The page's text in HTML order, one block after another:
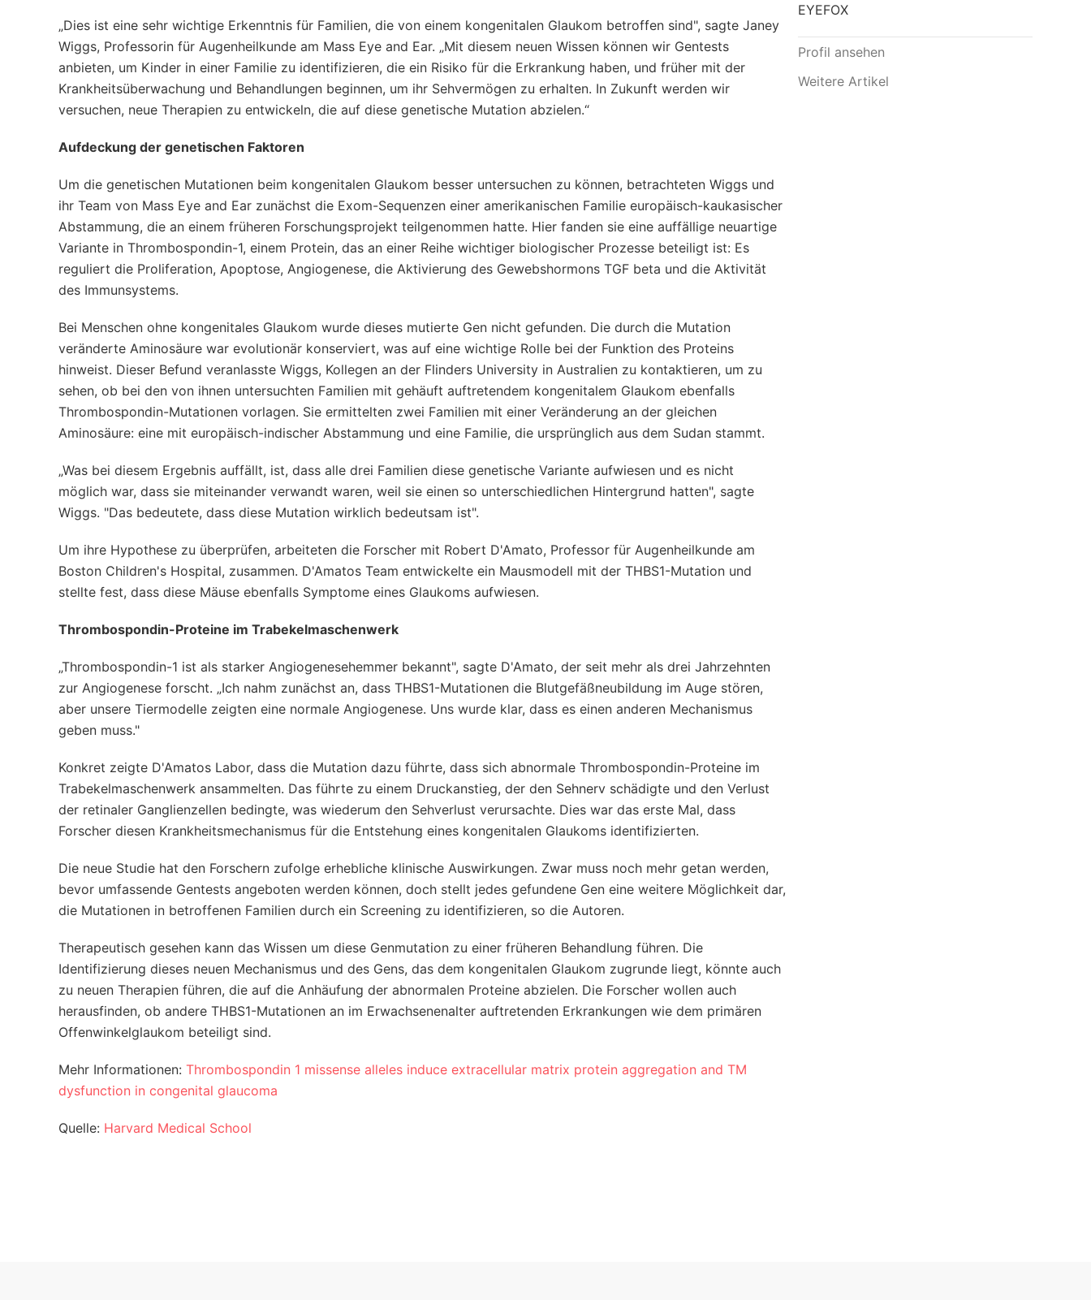
„Dies ist eine sehr wichtige Erkenntnis für Familien, die von einem kongenitalen Glaukom betroffen sind", sagte Janey
Wiggs, Professorin für Augenheilkunde am Mass Eye and Ear. „Mit diesem neuen Wissen können wir Gentests
anbieten, um Kinder in einer Familie zu identifizieren, die ein Risiko für die Erkrankung haben, und früher mit der
Krankheitsüberwachung und Behandlungen beginnen, um ihr Sehvermögen zu erhalten. In Zukunft werden wir
versuchen, neue Therapien zu entwickeln, die auf diese genetische Mutation abzielen.“
Aufdeckung der genetischen Faktoren
Um die genetischen Mutationen beim kongenitalen Glaukom besser untersuchen zu können, betrachteten Wiggs und
ihr Team von Mass Eye and Ear zunächst die Exom-Sequenzen einer amerikanischen Familie europäisch-kaukasischer
Abstammung, die an einem früheren Forschungsprojekt teilgenommen hatte. Hier fanden sie eine auffällige neuartige
Variante in Thrombospondin-1, einem Protein, das an einer Reihe wichtiger biologischer Prozesse beteiligt ist: Es
reguliert die Proliferation, Apoptose, Angiogenese, die Aktivierung des Gewebshormons TGF beta und die Aktivität
des Immunsystems.
Bei Menschen ohne kongenitales Glaukom wurde dieses mutierte Gen nicht gefunden. Die durch die Mutation
veränderte Aminosäure war evolutionär konserviert, was auf eine wichtige Rolle bei der Funktion des Proteins
hinweist. Dieser Befund veranlasste Wiggs, Kollegen an der Flinders University in Australien zu kontaktieren, um zu
sehen, ob bei den von ihnen untersuchten Familien mit gehäuft auftretendem kongenitalem Glaukom ebenfalls
Thrombospondin-Mutationen vorlagen. Sie ermittelten zwei Familien mit einer Veränderung an der gleichen
Aminosäure: eine mit europäisch-indischer Abstammung und eine Familie, die ursprünglich aus dem Sudan stammt.
„Was bei diesem Ergebnis auffällt, ist, dass alle drei Familien diese genetische Variante aufwiesen und es nicht
möglich war, dass sie miteinander verwandt waren, weil sie einen so unterschiedlichen Hintergrund hatten", sagte
Wiggs. "Das bedeutete, dass diese Mutation wirklich bedeutsam ist".
Um ihre Hypothese zu überprüfen, arbeiteten die Forscher mit Robert D'Amato, Professor für Augenheilkunde am
Boston Children's Hospital, zusammen. D'Amatos Team entwickelte ein Mausmodell mit der THBS1-Mutation und
stellte fest, dass diese Mäuse ebenfalls Symptome eines Glaukoms aufwiesen.
Thrombospondin-Proteine im Trabekelmaschenwerk
„Thrombospondin-1 ist als starker Angiogenesehemmer bekannt", sagte D'Amato, der seit mehr als drei Jahrzehnten
zur Angiogenese forscht. „Ich nahm zunächst an, dass THBS1-Mutationen die Blutgefäßneubildung im Auge stören,
aber unsere Tiermodelle zeigten eine normale Angiogenese. Uns wurde klar, dass es einen anderen Mechanismus
geben muss."
Konkret zeigte D'Amatos Labor, dass die Mutation dazu führte, dass sich abnormale Thrombospondin-Proteine im
Trabekelmaschenwerk ansammelten. Das führte zu einem Druckanstieg, der den Sehnerv schädigte und den Verlust
der retinaler Ganglienzellen bedingte, was wiederum den Sehverlust verursachte. Dies war das erste Mal, dass
Forscher diesen Krankheitsmechanismus für die Entstehung eines kongenitalen Glaukoms identifizierten.
Die neue Studie hat den Forschern zufolge erhebliche klinische Auswirkungen. Zwar muss noch mehr getan werden,
bevor umfassende Gentests angeboten werden können, doch stellt jedes gefundene Gen eine weitere Möglichkeit dar,
die Mutationen in betroffenen Familien durch ein Screening zu identifizieren, so die Autoren.
Therapeutisch gesehen kann das Wissen um diese Genmutation zu einer früheren Behandlung führen. Die
Identifizierung dieses neuen Mechanismus und des Gens, das dem kongenitalen Glaukom zugrunde liegt, könnte auch
zu neuen Therapien führen, die auf die Anhäufung der abnormalen Proteine abzielen. Die Forscher wollen auch
herausfinden, ob andere THBS1-Mutationen an im Erwachsenenalter auftretenden Erkrankungen wie dem primären
Offenwinkelglaukom beteiligt sind.
Mehr Informationen: Thrombospondin 1 missense alleles induce extracellular matrix protein aggregation and TM
dysfunction in congenital glaucoma
Quelle: Harvard Medical School
EYEFOX
Profil ansehen
Weitere Artikel